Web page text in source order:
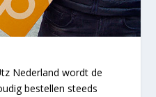
Nederland wordt de
bestellen steeds